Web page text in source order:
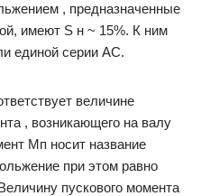
, предназначенные
имеют S н ~ 15%. К ним
единой серии АС.
величине
, возникающего на валу
Мп носит название
при этом равно
пускового момента